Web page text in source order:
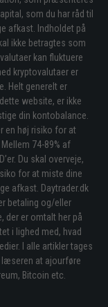
som du har råd til
afkast. Indholdet på
ikke betragtes som
kan fluktuere
kryptovalutaer er
Helt generelt er
website, er ikke
din kontobalance.
en høj risiko for at
74-89% af
Du skal overveje,
for at miste dine
afkast. Daytrader.dk
betaling og/eller
der er omtalt her på
i lighed med, hvad
I alle artikler tages
at ajourføre
Bitcoin etc.